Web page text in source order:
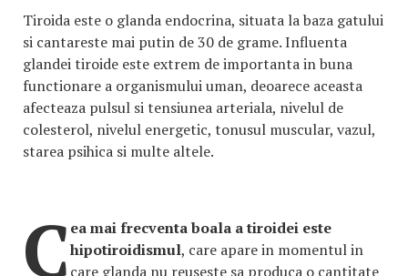
Tiroida este o glanda endocrina, situata la baza gatului
si cantareste mai putin de 30 de grame. Influenta
glandei tiroide este extrem de importanta in buna
functionare a organismului uman, deoarece aceasta
afecteaza pulsul si tensiunea arteriala, nivelul de
colesterol, nivelul energetic, tonusul muscular, vazul,
starea psihica si multe altele.
C ea mai frecventa boala a tiroidei este
hipotiroidismul, care apare in momentul in
care glanda nu reuseste sa produca o cantitate